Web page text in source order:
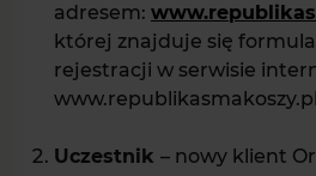
adresem:
której znajduje się
rejestracji w serwisie
Uczestnik – nowy klient